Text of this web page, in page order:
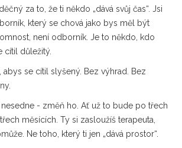
za to, že ti někdo „dává svůj čas“. Jsi
který se chová jako bys měl být
není odborník. Je to někdo, kdo
cítil důležitý.
abys se cítil slyšený. Bez výhrad. Bez
- změň ho. Ať už to bude po třech
měsících. Ty si zasloužíš terapeuta,
Ne toho, který ti jen „dává prostor“.